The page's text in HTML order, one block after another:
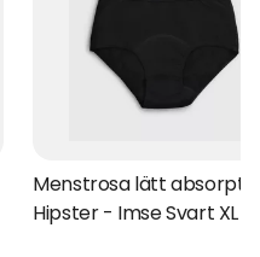
Menstrosa lätt
Hipster - Imse Svart XL